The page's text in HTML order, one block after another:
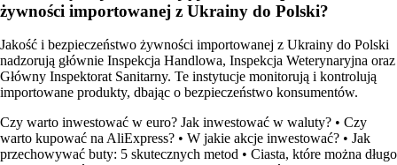
żywności importowanej z Ukrainy do Polski?
Jakość i bezpieczeństwo żywności importowanej z Ukrainy do Polski
nadzorują głównie Inspekcja Handlowa, Inspekcja Weterynaryjna oraz
Główny Inspektorat Sanitarny. Te instytucje monitorują i kontrolują
importowane produkty, dbając o bezpieczeństwo konsumentów.
Czy warto inwestować w euro? Jak inwestować w waluty? • Czy
warto kupować na AliExpress? • W jakie akcje inwestować? • Jak
przechowywać buty: 5 skutecznych metod • Ciasta, które można długo